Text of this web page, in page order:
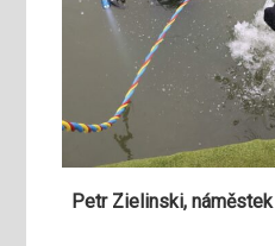
Petr Zielinski,